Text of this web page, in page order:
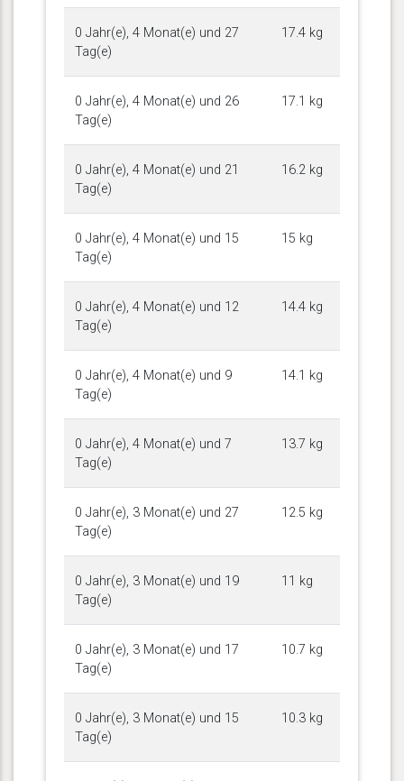
0 Jahr(e), 4 Monat(e) und 27
Tag(e)
17.4 kg
0 Jahr(e), 4 Monat(e) und 26
Tag(e)
17.1 kg
0 Jahr(e), 4 Monat(e) und 21
Tag(e)
16.2 kg
0 Jahr(e), 4 Monat(e) und 15
Tag(e)
15 kg
0 Jahr(e), 4 Monat(e) und 12
Tag(e)
14.4 kg
0 Jahr(e), 4 Monat(e) und 9
Tag(e)
14.1 kg
0 Jahr(e), 4 Monat(e) und 7
Tag(e)
13.7 kg
0 Jahr(e), 3 Monat(e) und 27
Tag(e)
12.5 kg
0 Jahr(e), 3 Monat(e) und 19
Tag(e)
11 kg
0 Jahr(e), 3 Monat(e) und 17
Tag(e)
10.7 kg
0 Jahr(e), 3 Monat(e) und 15
Tag(e)
10.3 kg